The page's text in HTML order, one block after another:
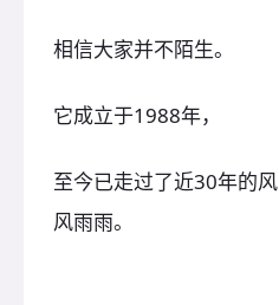
相信大家并不陌生。
它成立于1988年，
至今已走过了近30年的风
风雨雨。